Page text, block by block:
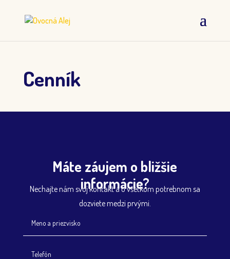
Cenník
Máte záujem o bližšie
informácie?
Nechajte nám svoj kontakt a o všetkom potrebnom sa
dozviete medzi prvými.